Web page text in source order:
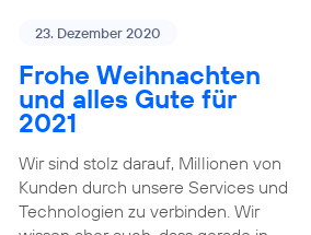
23. Dezember 2020
Frohe Weihnachten
und alles Gute für
2021
Wir sind stolz darauf, Millionen von
Kunden durch unsere Services und
Technologien zu verbinden. Wir